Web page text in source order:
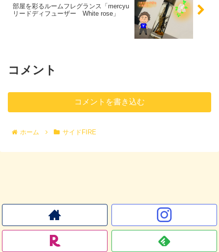
部屋を彩るルームフレグランス「mercyu
リードディフューザー White rose」
コメント
コメントを書き込む
ホーム サイドFIRE